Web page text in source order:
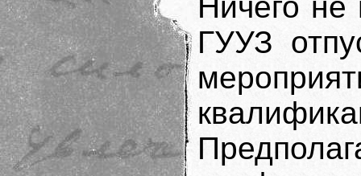
ГУУЗ